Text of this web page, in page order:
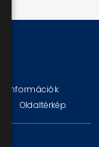
információk
Oldaltérkép